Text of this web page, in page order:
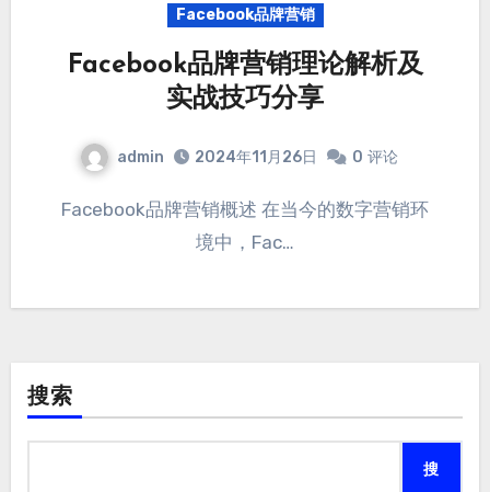
Facebook品牌营销
Facebook品牌营销理论解析及
实战技巧分享
admin 2024年11月26日 0 评论
Facebook品牌营销概述 在当今的数字营销环
境中，Fac…
搜索
搜